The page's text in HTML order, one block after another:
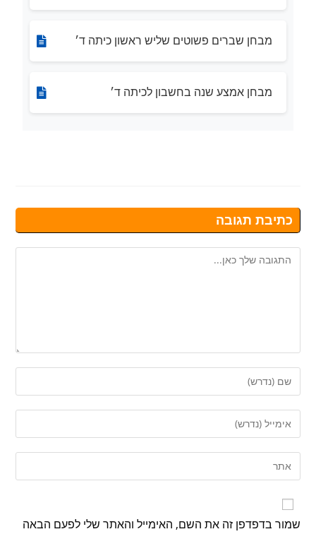
מבחן שברים פשוטים שליש ראשון כיתה ד׳
מבחן אמצע שנה בחשבון לכיתה ד׳
כתיבת תגובה
שמור בדפדפן זה את השם, האימייל והאתר שלי לפעם הבאה